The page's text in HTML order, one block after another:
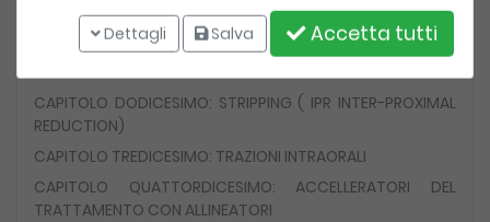
CAPITOLO DECIMO: PROPRIETÀ MECCANICHE DEI MATERIALI
TERMOPLASTICI
CAPITOLO DODICESIMO: STRIPPING ( IPR INTER-PROXIMAL
REDUCTION)
CAPITOLO TREDICESIMO: TRAZIONI INTRAORALI
CAPITOLO QUATTORDICESIMO: ACCELLERATORI DEL
TRATTAMENTO CON ALLINEATORI
Dettagli Salva Accetta tutti